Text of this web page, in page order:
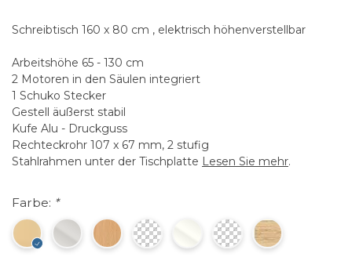
Schreibtisch 160 x 80 cm , elektrisch höhenverstellbar
Arbeitshöhe 65 - 130 cm
2 Motoren in den Säulen integriert
1 Schuko Stecker
Gestell äußerst stabil
Kufe Alu - Druckguss
Rechteckrohr 107 x 67 mm, 2 stufig
Stahlrahmen unter der Tischplatte Lesen Sie mehr.
Farbe: *